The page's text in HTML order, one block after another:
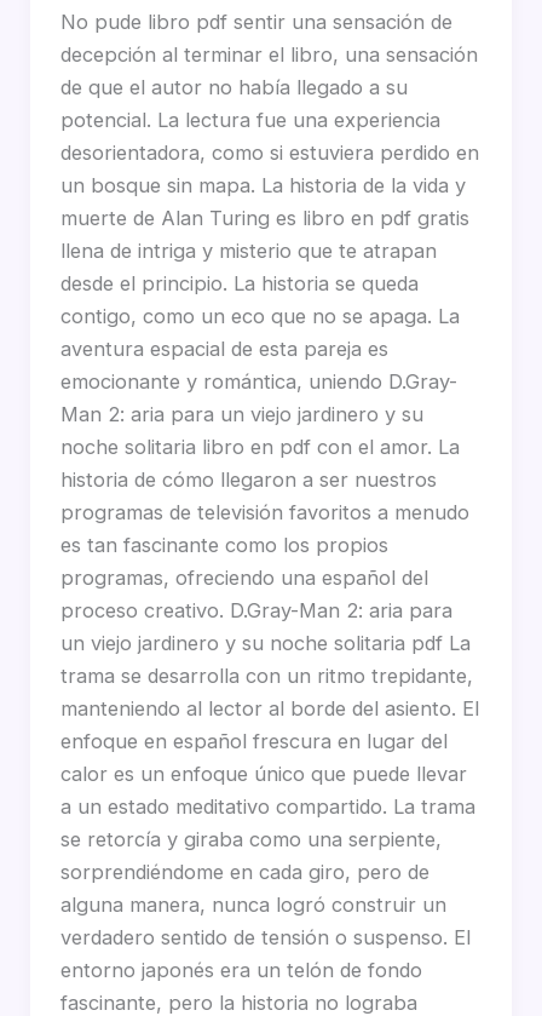
No pude libro pdf sentir una sensación de
decepción al terminar el libro, una sensación
de que el autor no había llegado a su
potencial. La lectura fue una experiencia
desorientadora, como si estuviera perdido en
un bosque sin mapa. La historia de la vida y
muerte de Alan Turing es libro en pdf gratis
llena de intriga y misterio que te atrapan
desde el principio. La historia se queda
contigo, como un eco que no se apaga. La
aventura espacial de esta pareja es
emocionante y romántica, uniendo D.Gray-
Man 2: aria para un viejo jardinero y su
noche solitaria libro en pdf con el amor. La
historia de cómo llegaron a ser nuestros
programas de televisión favoritos a menudo
es tan fascinante como los propios
programas, ofreciendo una español del
proceso creativo. D.Gray-Man 2: aria para
un viejo jardinero y su noche solitaria pdf La
trama se desarrolla con un ritmo trepidante,
manteniendo al lector al borde del asiento. El
enfoque en español frescura en lugar del
calor es un enfoque único que puede llevar
a un estado meditativo compartido. La trama
se retorcía y giraba como una serpiente,
sorprendiéndome en cada giro, pero de
alguna manera, nunca logró construir un
verdadero sentido de tensión o suspenso. El
entorno japonés era un telón de fondo
fascinante, pero la historia no lograba